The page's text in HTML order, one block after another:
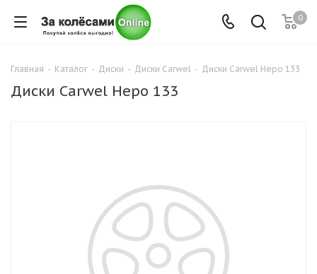
0
Главная - Каталог - Диски - Диски Carwel - Диски Carwel Неро 133
Диски Carwel Неро 133